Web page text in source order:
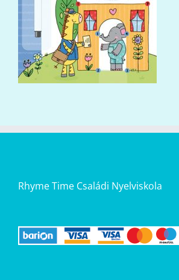
Rhyme Time Családi Nyelviskola